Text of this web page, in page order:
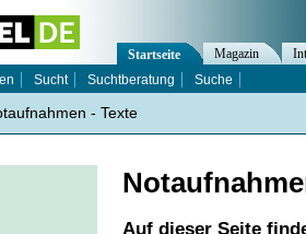
Auf dieser Seite
Startseite Magazin
Sucht Suchtberatung Suche
- Texte